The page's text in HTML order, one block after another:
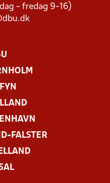
- fredag 9-16)
FALSTER